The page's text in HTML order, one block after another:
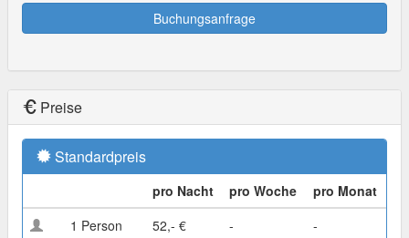
Buchungsanfrage
Preise
Standardpreis
pro Nacht pro Woche
pro Monat
1 Person
52,- € -
-